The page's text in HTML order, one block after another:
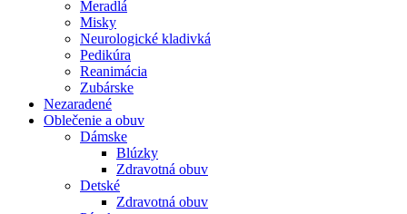
Meradlá
Misky
Neurologické kladivká
Pedikúra
Reanimácia
Zubárske
Nezaradené
Oblečenie a obuv
Dámske
Blúzky
Zdravotná obuv
Detské
Zdravotná obuv